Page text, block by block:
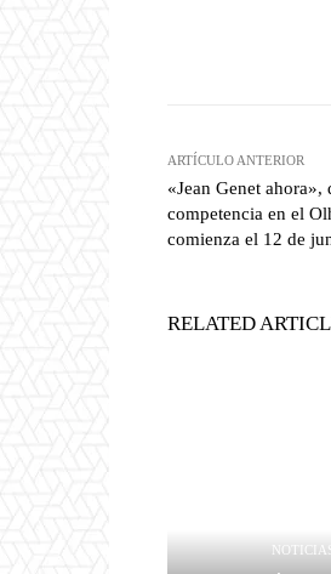
ARTÍCULO ANTERIOR
«Jean Genet
competencia en el
comienza el 12 de
RELATED